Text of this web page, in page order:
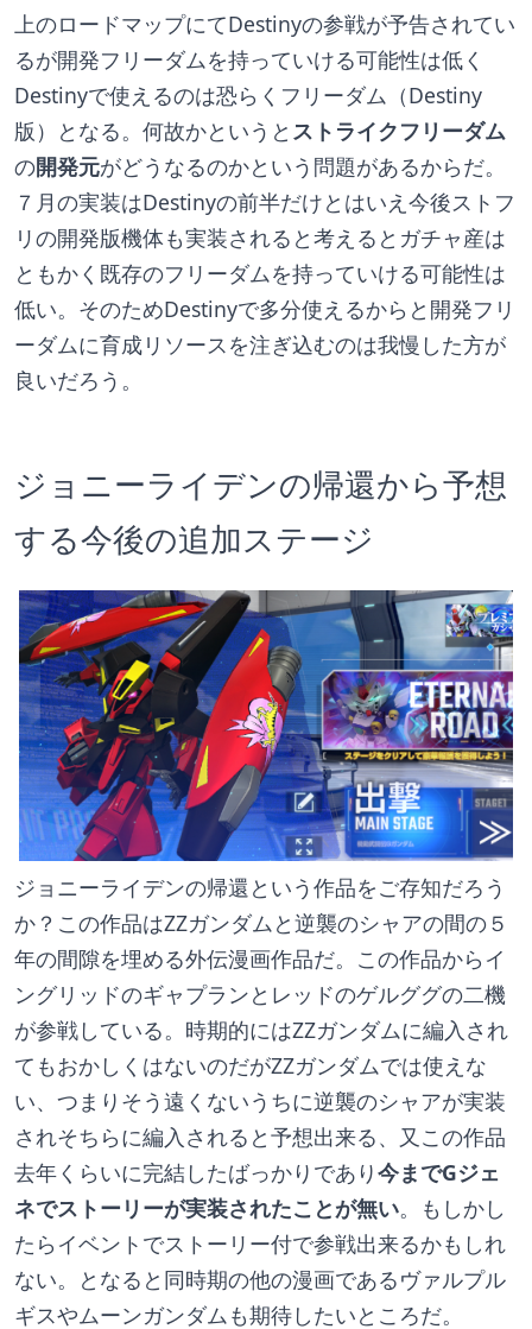
上のロードマップにてDestinyの参戦が予告されてい
るが開発フリーダムを持っていける可能性は低く
Destinyで使えるのは恐らくフリーダム（Destiny
版）となる。何故かというと ストライクフリーダム
の開発元がどうなるのかという問題があるからだ。
７月の実装はDestinyの前半だけとはいえ今後ストフ
リの開発版機体も実装されると考えるとガチャ産は
ともかく既存のフリーダムを持っていける可能性は
低い。そのためDestinyで多分使えるからと開発フリ
ーダムに育成リソースを注ぎ込むのは我慢した方が
良いだろう。
ジョニーライデンの帰還から予想
する今後の追加ステージ
ジョニーライデンの帰還という作品をご存知だろう
か？この作品はZZガンダムと逆襲のシャアの間の５
年の間隙を埋める外伝漫画作品だ。この作品からイ
ングリッドのギャプランとレッドのゲルググの二機
が参戦している。時期的にはZZガンダムに編入され
てもおかしくはないのだがZZガンダムでは使えな
い、つまりそう遠くないうちに逆襲のシャアが実装
されそちらに編入されると予想出来る、又この作品
去年くらいに完結したばっかりであり今までGジェ
ネでストーリーが実装されたことが無い。もしかし
たらイベントでストーリー付で参戦出来るかもしれ
ない。となると同時期の他の漫画であるヴァルプル
ギスやムーンガンダムも期待したいところだ。